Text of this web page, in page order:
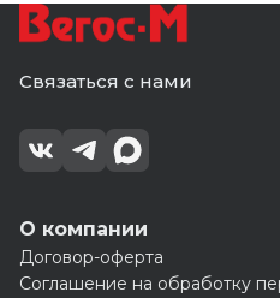
Связаться с нами
О компании
Договор-оферта
Соглашение на обработку